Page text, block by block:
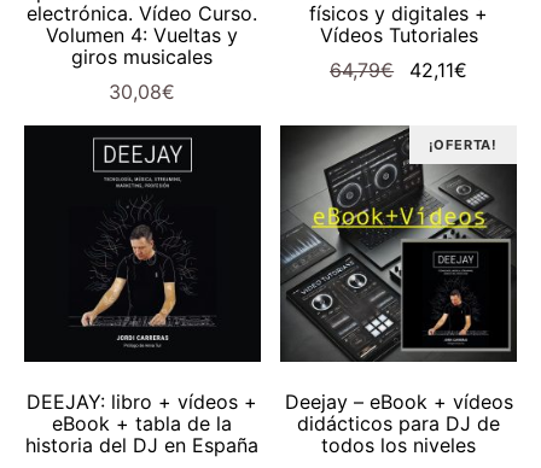
electrónica. Vídeo Curso.
Volumen 4: Vueltas y
giros musicales
30,08€
físicos y digitales +
Vídeos Tutoriales
64,79€
El
original
era:
64,79€.
42,11€
es:
42,11€.
AÑADIR AL CARRITO
DEEJAY: libro + vídeos +
eBook + tabla de la
historia del DJ en España
¡OFERTA!
AÑADIR AL CARRITO
Deejay – eBook + vídeos
didácticos para DJ de
todos los niveles